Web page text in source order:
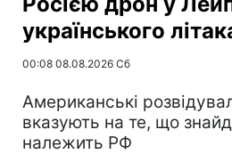
українського
00:08 08.08.2026 Сб
Американські
вказують на те, що
належить РФ